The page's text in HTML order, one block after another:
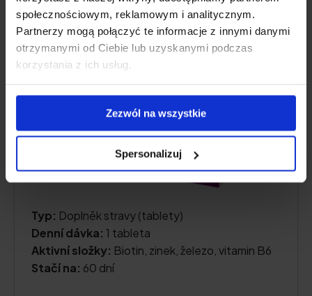
społecznościowym, reklamowym i analitycznym.
Partnerzy mogą połączyć te informacje z innymi danymi
otrzymanymi od Ciebie lub uzyskanymi podczas
korzystania z ich usług.
Zezwól na wszystkie
Spersonalizuj
4.7
Typ: Doplněk stravy (tablety)
Denní dávka: 1 tableta
Aktivní složky: Biotin, zinek, železo, vitamin B6
Stačí na: 60 dní